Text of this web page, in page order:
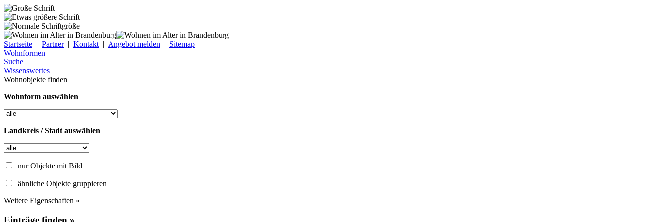
Startseite | Partner| Kontakt | Angebot melden | Sitemap
Wohnformen
Suche
Wissenswertes
Wohnobjekte finden
Wohnform auswählen
Landkreis / Stadt auswählen
nur Objekte mit Bild
ähnliche Objekte gruppieren
Weitere Eigenschaften »
Einträge finden »